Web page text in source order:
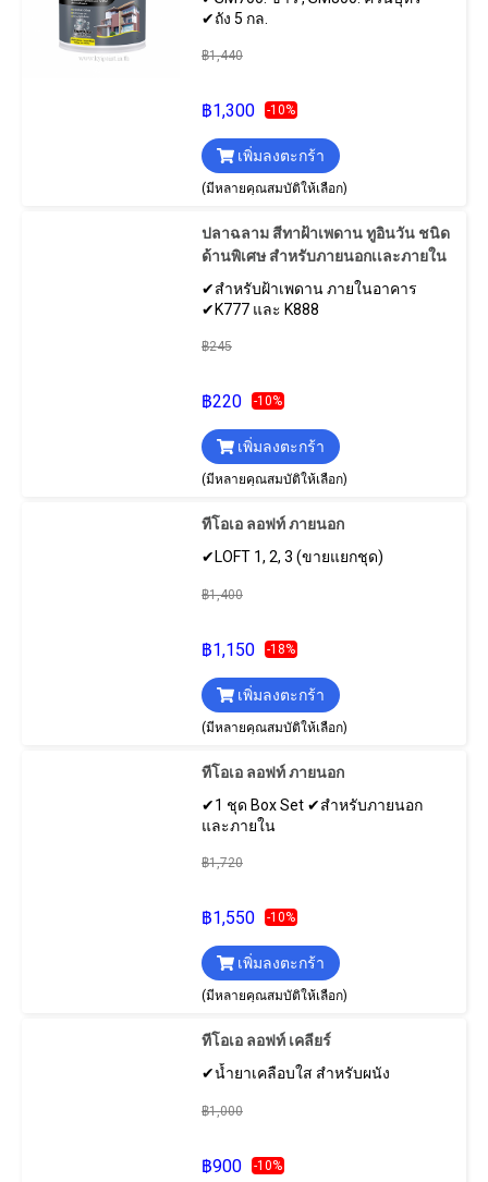
✔ถัง 5 กล.
฿1,440
฿1,300 -10%
เพิ่มลงตะกร้า
(มีหลายคุณสมบัติให้เลือก)
ปลาฉลาม สีทาฝ้าเพดาน ทูอินวัน ชนิด
ด้านพิเศษ สำหรับภายนอกเเละภายใน
✔สำหรับฝ้าเพดาน ภายในอาคาร
✔K777 และ K888
฿245
฿220 -10%
เพิ่มลงตะกร้า
(มีหลายคุณสมบัติให้เลือก)
ทีโอเอ ลอฟท์ ภายนอก
✔LOFT 1, 2, 3 (ขายแยกชุด)
฿1,400
฿1,150 -18%
เพิ่มลงตะกร้า
(มีหลายคุณสมบัติให้เลือก)
ทีโอเอ ลอฟท์ ภายนอก
✔1 ชุด Box Set ✔สำหรับภายนอก
และภายใน
฿1,720
฿1,550 -10%
เพิ่มลงตะกร้า
(มีหลายคุณสมบัติให้เลือก)
ทีโอเอ ลอฟท์ เคลียร์
✔น้ำยาเคลือบใส สำหรับผนัง
฿1,000
฿900 -10%